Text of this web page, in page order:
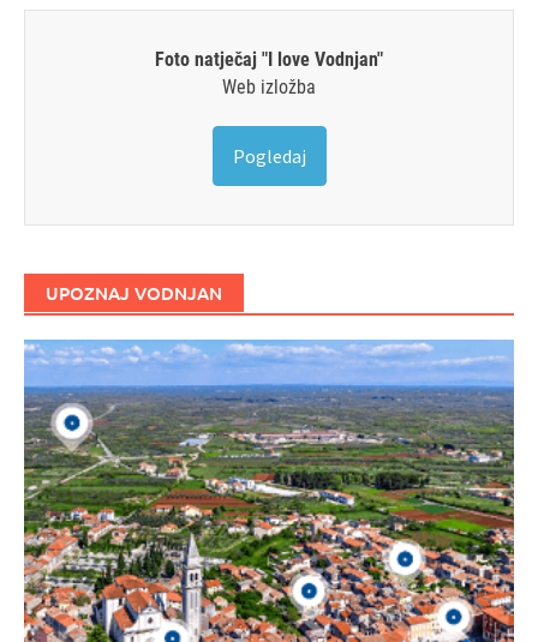
Foto natječaj "I love Vodnjan"
Web izložba
Pogledaj
UPOZNAJ VODNJAN